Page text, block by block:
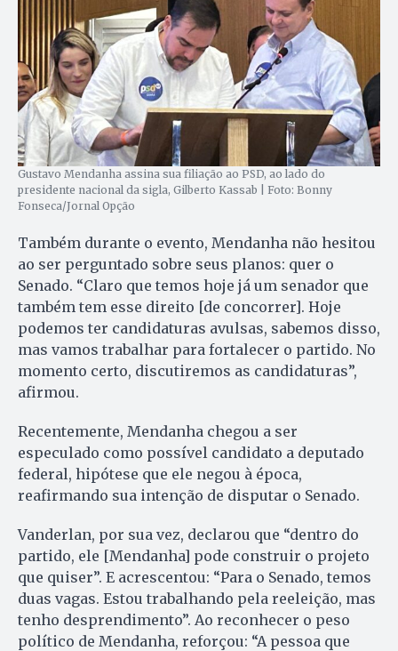
Gustavo Mendanha assina sua filiação ao PSD, ao lado do
presidente nacional da sigla, Gilberto Kassab | Foto: Bonny
Fonseca/Jornal Opção
Também durante o evento, Mendanha não hesitou
ao ser perguntado sobre seus planos: quer o
Senado. “Claro que temos hoje já um senador que
também tem esse direito [de concorrer]. Hoje
podemos ter candidaturas avulsas, sabemos disso,
mas vamos trabalhar para fortalecer o partido. No
momento certo, discutiremos as candidaturas”,
afirmou.
Recentemente, Mendanha chegou a ser
especulado como possível candidato a deputado
federal, hipótese que ele negou à época,
reafirmando sua intenção de disputar o Senado.
Vanderlan, por sua vez, declarou que “dentro do
partido, ele [Mendanha] pode construir o projeto
que quiser”. E acrescentou: “Para o Senado, temos
duas vagas. Estou trabalhando pela reeleição, mas
tenho desprendimento”. Ao reconhecer o peso
político de Mendanha, reforçou: “A pessoa que